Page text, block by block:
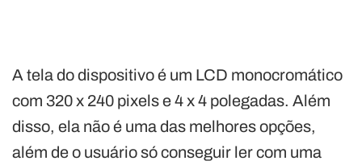
A tela do dispositivo é um LCD monocromático
com 320 x 240 pixels e 4 x 4 polegadas. Além
disso, ela não é uma das melhores opções,
além de o usuário só conseguir ler com uma